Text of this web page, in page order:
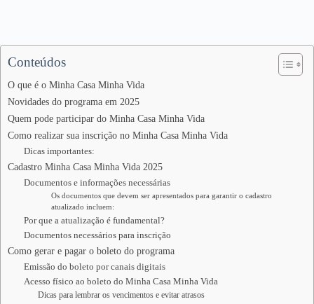
Conteúdos
O que é o Minha Casa Minha Vida
Novidades do programa em 2025
Quem pode participar do Minha Casa Minha Vida
Como realizar sua inscrição no Minha Casa Minha Vida
Dicas importantes:
Cadastro Minha Casa Minha Vida 2025
Documentos e informações necessárias
Os documentos que devem ser apresentados para garantir o cadastro
atualizado incluem:
Por que a atualização é fundamental?
Documentos necessários para inscrição
Como gerar e pagar o boleto do programa
Emissão do boleto por canais digitais
Acesso físico ao boleto do Minha Casa Minha Vida
Dicas para lembrar os vencimentos e evitar atrasos